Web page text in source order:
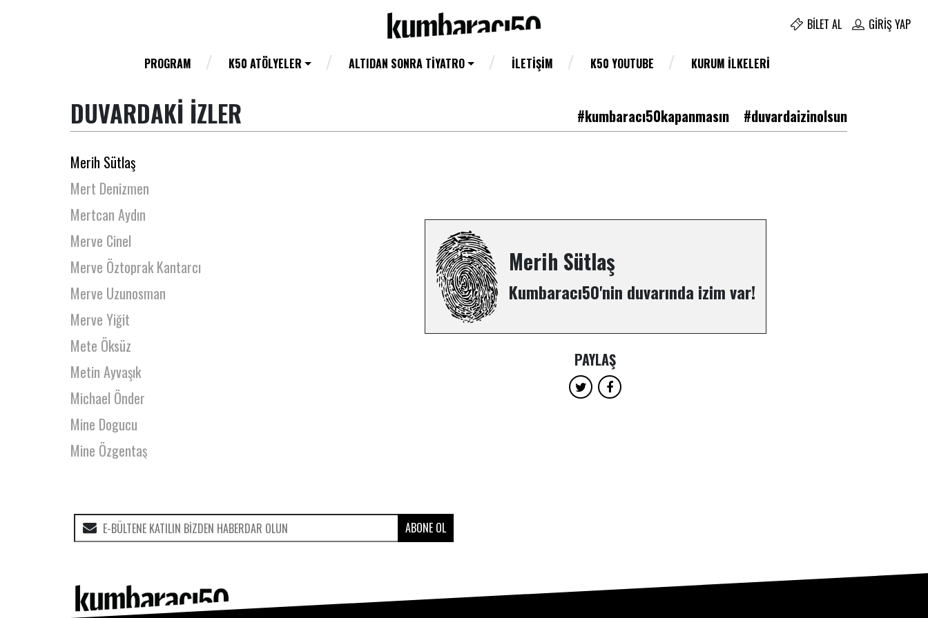
BILET AL GIRIŞ YAP
PROGRAM K50 ATÖLYELER ALTIDAN SONRA TIYATRO İLETIŞIM K50 YOUTUBE KURUM İLKELERI
DUVARDAKİ İZLER #kumbaracı50kapanmasın #duvardaizinolsun
Meltem Yeşildağ Gümüş
Menzil Tepe
Meriç Küçükcoşkun
Merih Sütlaş
Mert Denizmen
Mertcan Aydın
Merve Cinel
Merve Öztoprak Kantarcı
Merve Uzunosman
Merve Yiğit
Mete Öksüz
Metin Ayvaşık
Michael Önder
Mine Dogucu
Mine Özgentaş
Mine ve Garip Şahin
Mithat İrfan Dürmüş
Muhammed Ali Aykaç
Merih Sütlaş
Kumbaracı50'nin duvarında izim var!
PAYLAŞ
ABONE OL